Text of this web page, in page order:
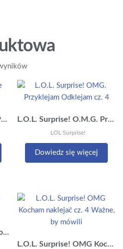
Posortowane
najnowszych
L.O.L. Surprise! Zadanie Przyklejanie cz. 1 Wskakuj do zabawy L.O.L. Surprise! O.M.G. Przyklejam Odklejam cz. 4 Nadchodzą królowe
LOL Surprise!
Dowiedz się więcej
L.O.L. Surprise! O.M.G. Kolorowe zdrapki cz. 1
L.O.L. Surprise! OMG Kocham naklejać cz. 4 Ważne, by mówili